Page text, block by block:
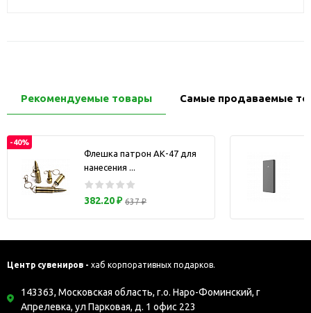
Рекомендуемые товары Самые продаваемые
-40%
Флешка патрон АК-47 для
нанесения ...
382.20 ₽ 637 ₽
Центр сувениров - хаб корпоративных подарков.
143363, Московская область, г.о. Наро-Фоминский, г
Апрелевка, ул Парковая, д. 1 офис 223